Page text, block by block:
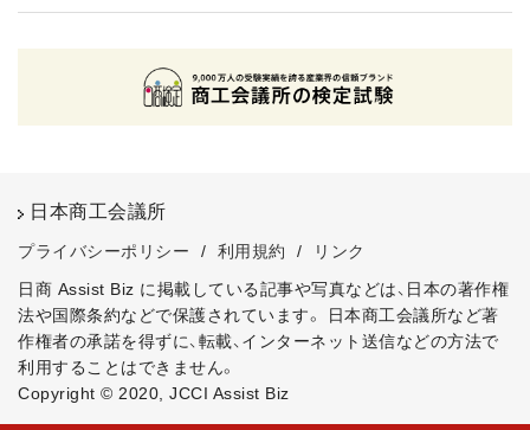
日本商工会議所
プライバシーポリシー / 利用規約 /
リンク
日商 Assist Biz に掲載している記事や写真などは、日本の著作権
法や国際条約などで保護されています。
日本商工会議所など著
作権者の承諾を得ずに、転載、インターネット送信などの方法で
利用することはできません。
Copyright © 2020, JCCI Assist Biz